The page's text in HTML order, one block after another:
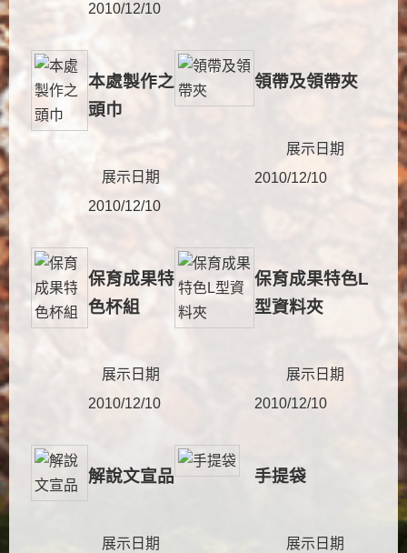
2010/12/10
本處製作之
頭巾
展示日期
2010/12/10
領帶及領帶夾
展示日期
2010/12/10
保育成果特
色杯組
展示日期
2010/12/10
保育成果特色L
型資料夾
展示日期
2010/12/10
解說文宣品
展示日期
手提袋
展示日期